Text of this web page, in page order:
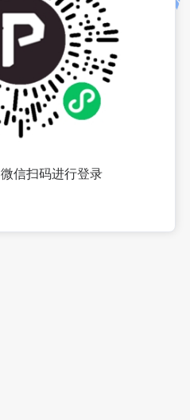
微信扫码进行登录